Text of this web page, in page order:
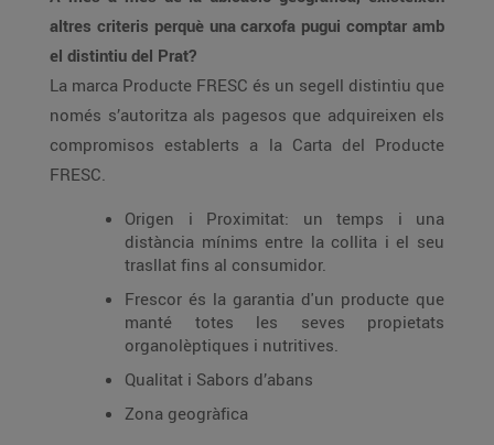
altres criteris perquè una carxofa pugui comptar amb
el distintiu del Prat?
La marca Producte FRESC és un segell distintiu que
només s’autoritza als pagesos que adquireixen els
compromisos establerts a la Carta del Producte
FRESC.
Origen i Proximitat: un temps i una
distància mínims entre la collita i el seu
trasllat fins al consumidor.
Frescor és la garantia d'un producte que
manté totes les seves propietats
organolèptiques i nutritives.
Qualitat i Sabors d’abans
Zona geogràfica